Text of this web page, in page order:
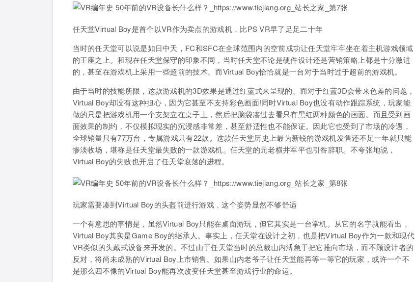
任天堂Virtual Boy是首个以VR作为卖点的游戏机，比PS VR早了足足二十年
当时的任天堂可以说是如日中天，FC和SFC在全球范围内的空前成功让任天堂牢牢坐在着主机游戏领域
的王座之上。和现在任天堂保守的印象不同，当时任天堂不论是硬件设计还是营销策略上都是十分激进
的，甚至在游戏机上采用一些超前的技术。而Virtual Boy恰恰就是一台对于当时过于超前的游戏机。
由于当时的技能所限，这款游戏机的3D效果是通过红蓝式来呈现的。而对于红蓝3D会带来色差的问题，
Virtual Boy却没有这种担心，因为它甚至不支持彩色画面!同时Virtual Boy也没有动作跟踪系统，玩家能
做的只是把游戏机用一个支架立在桌子上，然后把脑袋凑过去看只有黑红两种颜色的画面。而且受到画
面效果的制约，不仅模拟现实的沉浸感非常差，甚至舒适性也不能保证。因此它也受到了市场的冷遇，
全球销量只有77万台，专属游戏只有22款。这款任天堂历史上最为新锐的游戏机发售还不足一年就只能
惨淡收场，堪称是任天堂最失败的一款游戏机。任天堂的元老横井军平也引咎辞职。不夸张地说，
Virtual Boy的失败也开启了任天堂衰落的进程。
玩家需要凑到Virtual Boy的头盔前进行游戏，这个姿势显然不够舒适
一个有意思的事情是，虽然Virtual Boy只能在桌面游玩，但它其实是一台掌机。从它的名字就能看出，
Virtual Boy其实是Game Boy的继承人。事实上，任天堂在设计之初，也是把Virtual Boy作为一款和现代
VR类似的头戴式设备来开发的。不过由于任天堂当时的总裁山内溥急于把它推向市场，而不顾设计者的
反对，将尚未成熟的Virtual Boy上市销售。如果山内老爷子让任天堂能再等一等它的玩家，或许一个不
是那么四不像的Virtual Boy能再次改变任天堂甚至游戏行业的命运。